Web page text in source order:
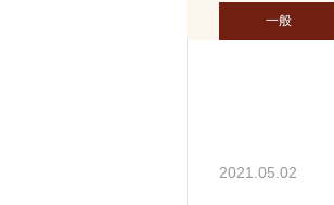
一般
2021.05.02